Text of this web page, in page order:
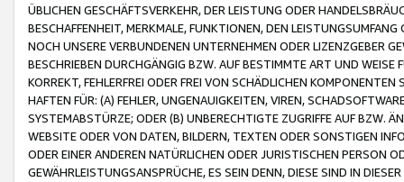
ÜBLICHEN GESCHÄFTSVERKEHR, DER LEISTUNG ODER
BESCHAFFENHEIT, MERKMALE, FUNKTIONEN, DEN
NOCH UNSERE VERBUNDENEN UNTERNEHMEN ODER LIZENZGEBER
BESCHRIEBEN DURCHGÄNGIG BZW. AUF BESTIMMTE ART UND
KORREKT, FEHLERFREI ODER FREI VON SCHÄDLICHEN
HAFTEN FÜR: (A) FEHLER, UNGENAUIGKEITEN, VIREN,
SYSTEMABSTÜRZE; ODER (B) UNBERECHTIGTE ZUGRIFFE AUF BZW.
WEBSITE ODER VON DATEN, BILDERN, TEXTEN ODER SONSTIGEN
ODER EINER ANDEREN NATÜRLICHEN ODER JURISTISCHEN PERSON
GEWÄHRLEISTUNGSANSPRÜCHE, ES SEIN DENN, DIESE SIND IN